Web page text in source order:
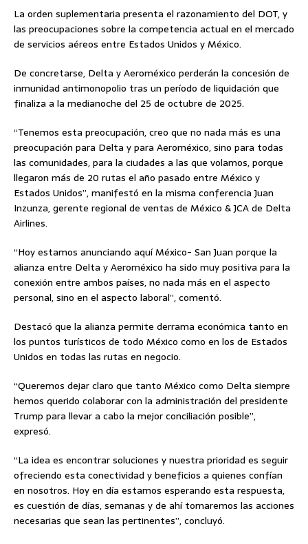
La orden suplementaria presenta el razonamiento del DOT, y
las preocupaciones sobre la competencia actual en el mercado
de servicios aéreos entre Estados Unidos y México.
De concretarse, Delta y Aeroméxico perderán la concesión de
inmunidad antimonopolio tras un período de liquidación que
finaliza a la medianoche del 25 de octubre de 2025.
“Tenemos esta preocupación, creo que no nada más es una
preocupación para Delta y para Aeroméxico, sino para todas
las comunidades, para la ciudades a las que volamos, porque
llegaron más de 20 rutas el año pasado entre México y
Estados Unidos”, manifestó en la misma conferencia Juan
Inzunza, gerente regional de ventas de México & JCA de Delta
Airlines.
“Hoy estamos anunciando aquí México- San Juan porque la
alianza entre Delta y Aeroméxico ha sido muy positiva para la
conexión entre ambos países, no nada más en el aspecto
personal, sino en el aspecto laboral”, comentó.
Destacó que la alianza permite derrama económica tanto en
los puntos turísticos de todo México como en los de Estados
Unidos en todas las rutas en negocio.
“Queremos dejar claro que tanto México como Delta siempre
hemos querido colaborar con la administración del presidente
Trump para llevar a cabo la mejor conciliación posible”,
expresó.
“La idea es encontrar soluciones y nuestra prioridad es seguir
ofreciendo esta conectividad y beneficios a quienes confían
en nosotros. Hoy en día estamos esperando esta respuesta,
es cuestión de días, semanas y de ahí tomaremos las acciones
necesarias que sean las pertinentes”, concluyó.